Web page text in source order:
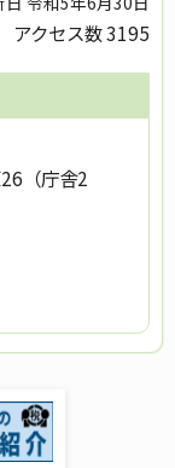
アクセス数3195
（庁舎2